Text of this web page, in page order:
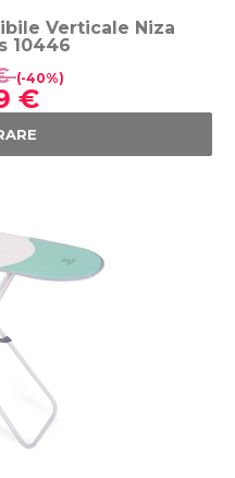
Verticale Niza
10446
(-40%)
€